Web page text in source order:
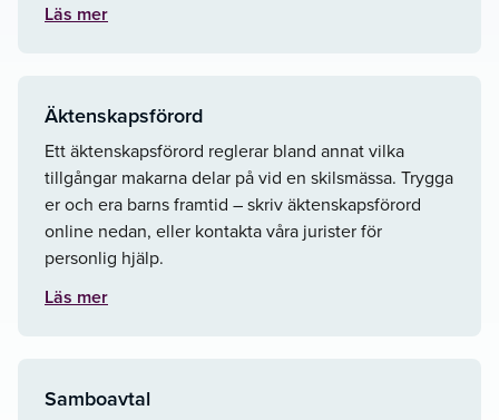
Läs mer
Äktenskapsförord
Ett äktenskapsförord reglerar bland annat vilka
tillgångar makarna delar på vid en skilsmässa. Trygga
er och era barns framtid – skriv äktenskapsförord
online nedan, eller kontakta våra jurister för
personlig hjälp.
Läs mer
Samboavtal